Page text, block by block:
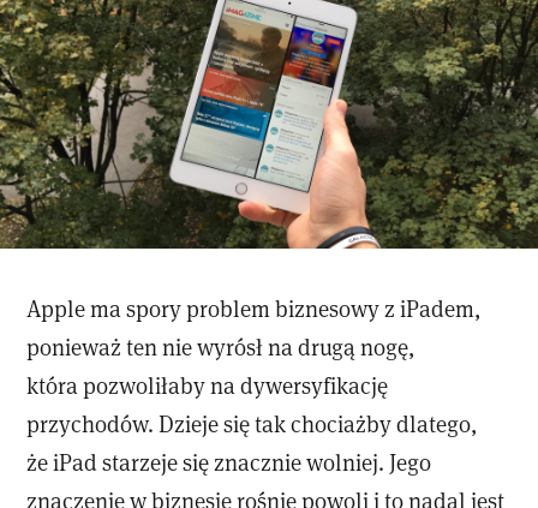
Apple ma spory problem biznesowy z iPadem,
ponieważ ten nie wyrósł na drugą nogę,
która pozwoliłaby na dywersyfikację
przychodów. Dzieje się tak chociażby dlatego,
że iPad starzeje się znacznie wolniej. Jego
znaczenie w biznesie rośnie powoli i to nadal jest